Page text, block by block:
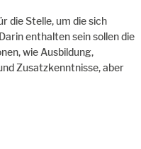
die Stelle, um die sich
enthalten sein sollen die
wie Ausbildung,
Zusatzkenntnisse, aber